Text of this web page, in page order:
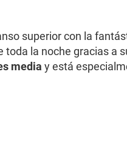
superior con la
toda la noche gracias a
media y está